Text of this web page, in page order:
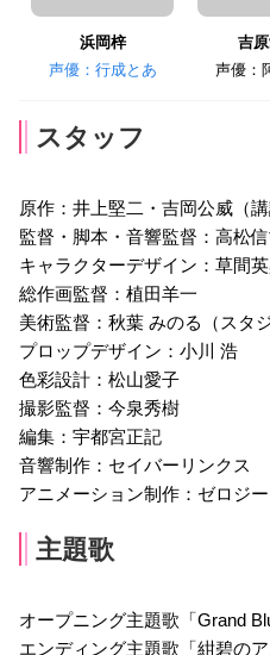
浜岡梓
声優：行成とあ
吉
声優：
スタッフ
原作：井上堅二・吉岡公威（
監督・脚本・音響監督：高松信
キャラクターデザイン：草間
総作画監督：植田羊一
美術監督：秋葉 みのる（スタ
プロップデザイン：小川 浩
色彩設計：松山愛子
撮影監督：今泉秀樹
編集：宇都宮正記
音響制作：セイバーリンクス
アニメーション制作：ゼロジー
主題歌
オープニング主題歌「Grand
エンディング主題歌「紺碧の